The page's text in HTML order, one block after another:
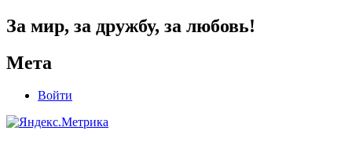
За мир, за дружбу, за любовь!
Мета
Войти